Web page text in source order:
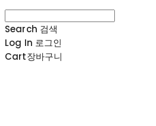
Search 검색
Log In 로그인
Cart장바구니